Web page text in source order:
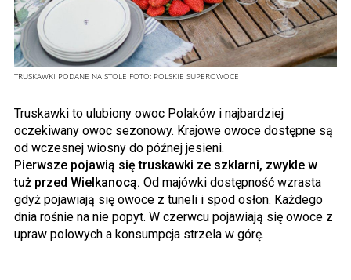
TRUSKAWKI PODANE NA STOLE FOTO: POLSKIE SUPEROWOCE
Truskawki to ulubiony owoc Polaków i najbardziej
oczekiwany owoc sezonowy. Krajowe owoce dostępne są
od wczesnej wiosny do późnej jesieni.
Pierwsze pojawią się truskawki ze szklarni, zwykle w
tuż przed Wielkanocą. Od majówki dostępność wzrasta
gdyż pojawiają się owoce z tuneli i spod osłon. Każdego
dnia rośnie na nie popyt. W czerwcu pojawiają się owoce z
upraw polowych a konsumpcja strzela w górę.